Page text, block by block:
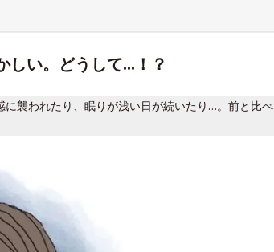
しい。どうして…！？
襲われたり、眠りが浅い日が続いたり…。前と比べ